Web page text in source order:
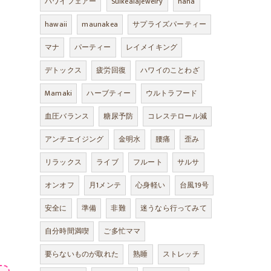
hawaii
maunakea
サプライズパーティー
マナ
パーティー
レイメイキング
デトックス
疲労回復
ハワイのことわざ
Mamaki
ハーブティー
ウルトラフード
血圧バランス
糖尿予防
コレステロール減
アンチエイジング
金明水 腰痛
歪み
リラックス
ライブ フルート
サルサ
オンオフ
月1メンテ 心身軽い
台風19号
安全に
準備 非難
迷うなら行ってみて
自分時間満喫
ご多忙ママ
要らないものが取れた
熟睡 ストレッチ